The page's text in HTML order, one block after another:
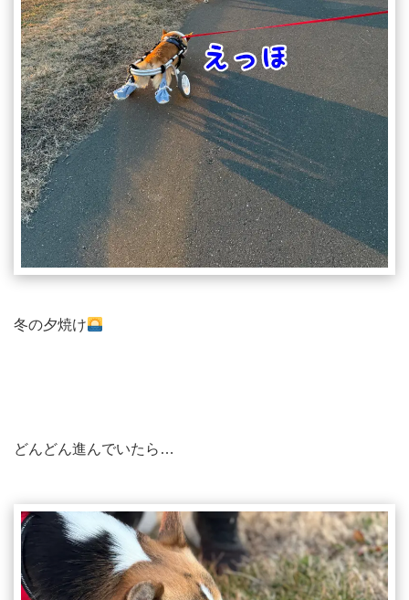
冬の夕焼け
どんどん進んでいたら…